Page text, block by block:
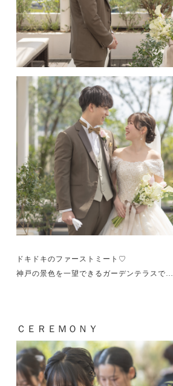
ドキドキのファーストミート♡
神戸の景色を一望できるガーデンテラスで…
ＣＥＲＥＭＯＮＹ